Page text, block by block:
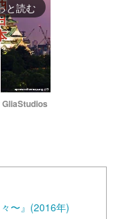
と読む
GliaStudios
〜』(2016年)